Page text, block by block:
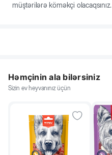
müştərilərə köməkçi olacaqsınız.
Həmçinin ala bilərsiniz
Sizin ev heyvanınız üçün